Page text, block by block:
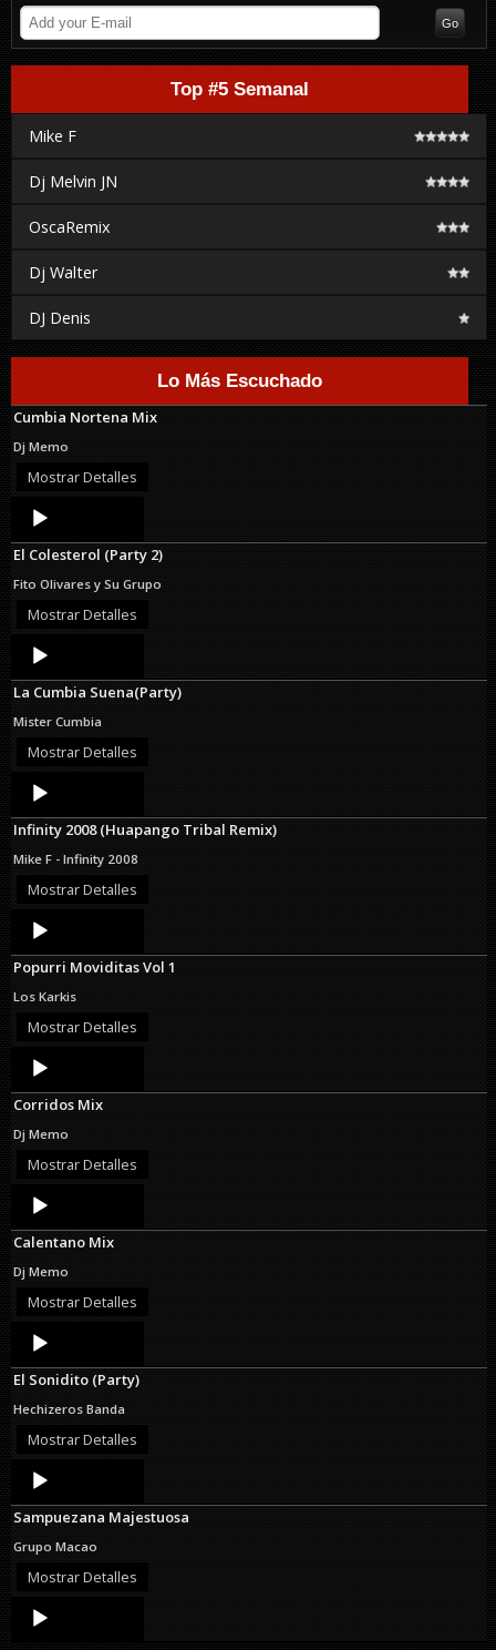
Top #5 Semanal
Mike F
Dj Melvin JN
OscaRemix
Dj Walter
DJ Denis
Lo Más Escuchado
Cumbia Nortena Mix
Dj Memo
Mostrar Detalles
Audio
Player
El Colesterol (Party 2)
Fito Olivares y Su Grupo
Mostrar Detalles
Audio
Player
La Cumbia Suena(Party)
Mister Cumbia
Mostrar Detalles
Audio
Player
Infinity 2008 (Huapango Tribal Remix)
Mike F - Infinity 2008
Mostrar Detalles
Audio
Player
Popurri Moviditas Vol 1
Los Karkis
Mostrar Detalles
Audio
Player
Corridos Mix
Dj Memo
Mostrar Detalles
Audio
Player
Calentano Mix
Dj Memo
Mostrar Detalles
Audio
Player
El Sonidito (Party)
Hechizeros Banda
Mostrar Detalles
Audio
Player
Sampuezana Majestuosa
Grupo Macao
Mostrar Detalles
Audio
Player